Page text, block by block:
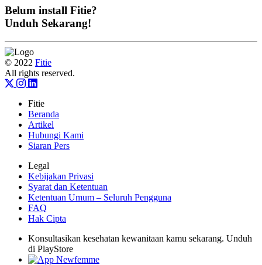
Belum install Fitie?
Unduh Sekarang!
© 2022 Fitie
All rights reserved.
Fitie
Beranda
Artikel
Hubungi Kami
Siaran Pers
Legal
Kebijakan Privasi
Syarat dan Ketentuan
Ketentuan Umum – Seluruh Pengguna
FAQ
Hak Cipta
Konsultasikan kesehatan kewanitaan kamu sekarang. Unduh
di PlayStore